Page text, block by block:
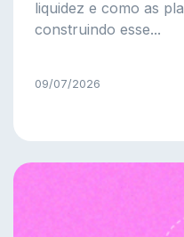
liquidez e como as
construindo esse...
09/07/2026